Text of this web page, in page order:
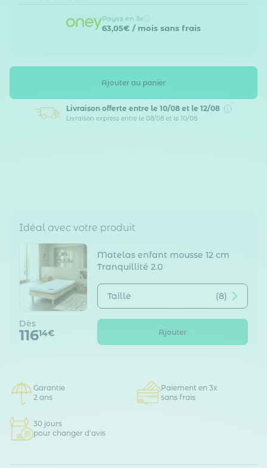
Payez en 3x
63,05€ / mois sans frais
Ajouter au panier
Livraison offerte entre le 10/08 et le 12/08
Livraison express entre le 08/08 et le 10/08
Idéal avec votre produit
Matelas enfant mousse 12 cm
Tranquillité 2.0
Taille (8)
Dès
11614€ Ajouter
Garantie
2 ans
Paiement en 3x
sans frais
30 jours
pour changer d'avis